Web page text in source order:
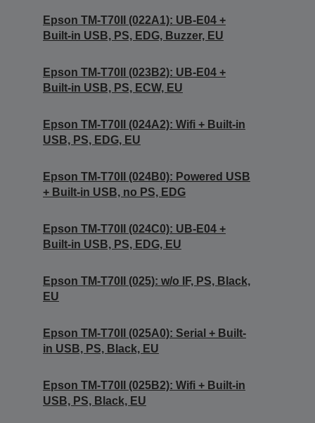
Epson TM-T70II (022A1): UB-E04 +
Built-in USB, PS, EDG, Buzzer, EU
Epson TM-T70II (023B2): UB-E04 +
Built-in USB, PS, ECW, EU
Epson TM-T70II (024A2): Wifi + Built-in
USB, PS, EDG, EU
Epson TM-T70II (024B0): Powered USB
+ Built-in USB, no PS, EDG
Epson TM-T70II (024C0): UB-E04 +
Built-in USB, PS, EDG, EU
Epson TM-T70II (025): w/o IF, PS, Black,
EU
Epson TM-T70II (025A0): Serial + Built-
in USB, PS, Black, EU
Epson TM-T70II (025B2): Wifi + Built-in
USB, PS, Black, EU